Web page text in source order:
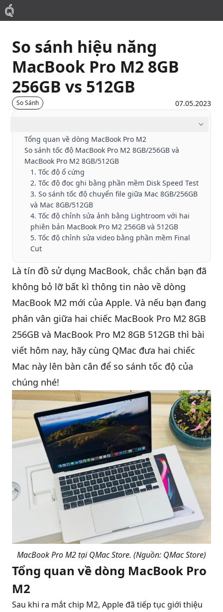
Mac
MacBook Pro
MacBook Air
Phụ Kiện
Thu Mua
Sửa Chữa
Thay Linh Kiện
QBlog
So sánh hiệu năng
MacBook Pro M2 8GB
256GB vs 512GB
So Sánh 07.05.2023
Tổng quan về dòng MacBook Pro M2
So sánh tốc độ MacBook Pro M2 8GB/256GB và
MacBook Pro M2 8GB/512GB
1. Tốc độ ổ cứng
2. Tốc độ đọc ghi bằng phần mềm Disk Speed Test
3. So sánh tốc độ chuyển file giữa Mac 8GB/256GB
và Mac 8GB/512GB
4. Tốc độ chỉnh sửa ảnh bằng Lightroom với hai
phiên bản MacBook Pro M2 256GB và 512GB
5. Tốc độ chỉnh sửa video bằng phần mềm Final
Cut
Là tín đồ sử dụng MacBook, chắc chắn bạn đã
không bỏ lỡ bất kì thông tin nào về dòng
MacBook M2 mới của Apple. Và nếu bạn đang
phân vân giữa hai chiếc MacBook Pro M2 8GB
256GB và MacBook Pro M2 8GB 512GB thì bài
viết hôm nay, hãy cùng QMac đưa hai chiếc
Mac này lên bàn cân để so sánh tốc độ của
chúng nhé!
MacBook Pro M2 tại QMac Store. (Nguồn: QMac Store)
Tổng quan về dòng MacBook Pro
M2
Sau khi ra mắt chip M2, Apple đã tiếp tục giới thiệu